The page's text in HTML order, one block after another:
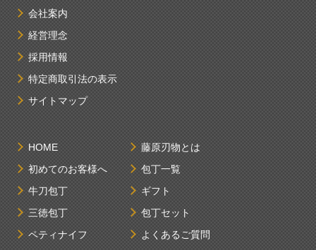
会社案内
経営理念
採用情報
特定商取引法の表示
サイトマップ
HOME
初めてのお客様へ
牛刀包丁
三徳包丁
ペティナイフ
藤原刃物とは
包丁一覧
ギフト
包丁セット
よくあるご質問